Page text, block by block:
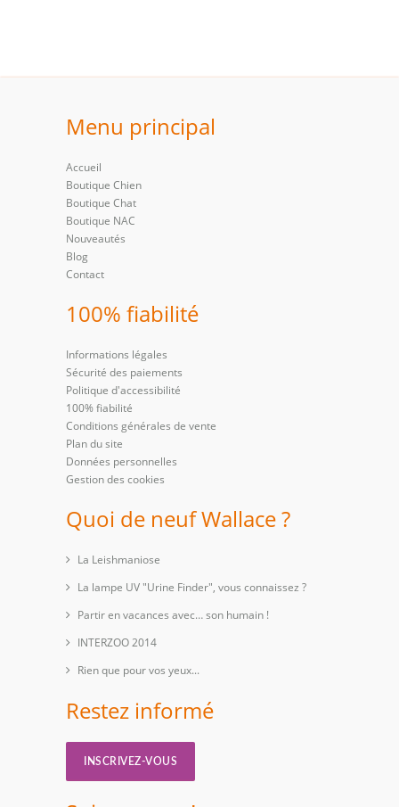
Menu principal
Accueil
Boutique Chien
Boutique Chat
Boutique NAC
Nouveautés
Blog
Contact
100% fiabilité
Informations légales
Sécurité des paiements
Politique d'accessibilité
100% fiabilité
Conditions générales de vente
Plan du site
Données personnelles
Gestion des cookies
Quoi de neuf Wallace ?
La Leishmaniose
La lampe UV "Urine Finder", vous connaissez ?
Partir en vacances avec… son humain !
INTERZOO 2014
Rien que pour vos yeux...
Restez informé
INSCRIVEZ-VOUS